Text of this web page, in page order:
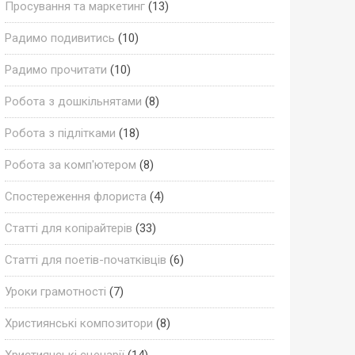
Просування та маркетинг(13)
Радимо подивитись (10)
Радимо прочитати (10)
Робота з дошкільнятами (8)
Робота з підлітками (18)
Робота за комп'ютером (8)
Спостереження флориста (4)
Статті для копірайтерів (33)
Статті для поетів-початківців (6)
Уроки грамотності (7)
Християнські композитори (8)